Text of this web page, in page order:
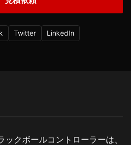
Twitter LinkedIn
クボールコントローラーは、